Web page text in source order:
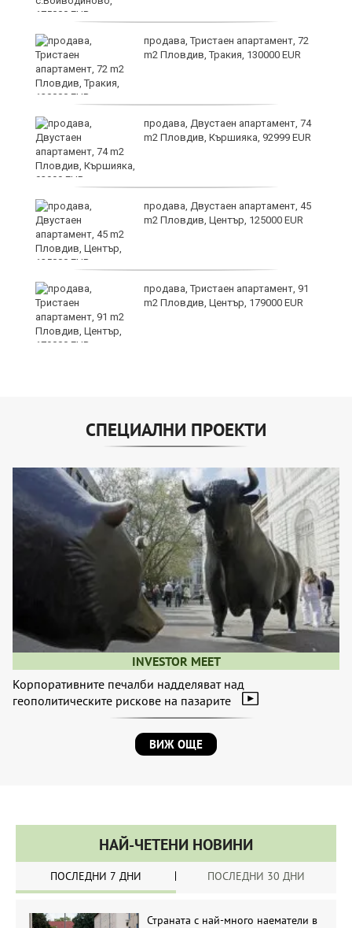
продава, Тристаен апартамент, 72
m2 Пловдив, Тракия, 130000 EUR
продава, Двустаен апартамент, 74
m2 Пловдив, Кършияка, 92999 EUR
продава, Двустаен апартамент, 45
m2 Пловдив, Център, 125000 EUR
продава, Тристаен апартамент, 91
m2 Пловдив, Център, 179000 EUR
СПЕЦИАЛНИ ПРОЕКТИ
INVESTOR MEET
Корпоративните печалби надделяват над
геополитическите рискове на пазарите
ВИЖ ОЩЕ
НАЙ-ЧЕТЕНИ НОВИНИ
ПОСЛЕДНИ 7 ДНИ ПОСЛЕДНИ 30 ДНИ
Страната с най-много наематели в